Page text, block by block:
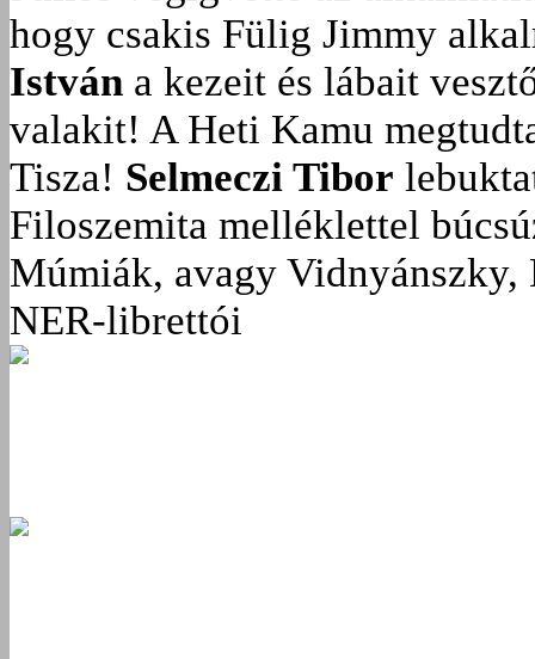
hogy csakis Fülig Jimmy
István a kezeit és lábait
valakit! A Heti Kamu
Tisza! Selmeczi Tibor
Filoszemita melléklettel
Múmiák, avagy Vidnyánszky,
NER-librettói